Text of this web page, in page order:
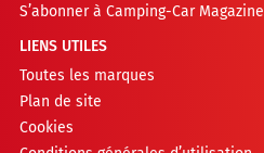
S’abonner à Camping-Car Magazine
LIENS UTILES
Toutes les marques
Plan de site
Cookies